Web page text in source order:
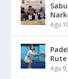
Agu
Agu